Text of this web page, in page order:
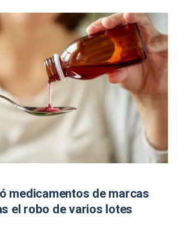
medicamentos de marcas
el robo de varios lotes